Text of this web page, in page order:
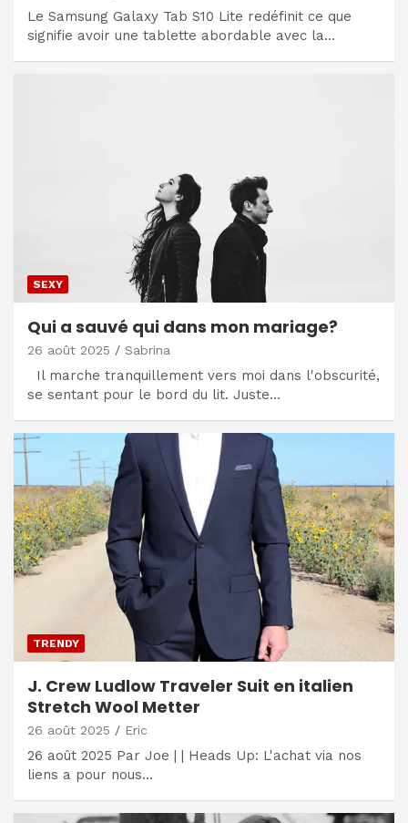
Le Samsung Galaxy Tab S10 Lite redéfinit ce que
signifie avoir une tablette abordable avec la…
SEXY
Qui a sauvé qui dans mon mariage?
26 août 2025 Sabrina
Il marche tranquillement vers moi dans l'obscurité,
se sentant pour le bord du lit. Juste…
TRENDY
J. Crew Ludlow Traveler Suit en italien
Stretch Wool Metter
26 août 2025 Eric
26 août 2025 Par Joe | | Heads Up: L'achat via nos
liens a pour nous…